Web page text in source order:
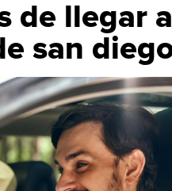
de llegar
san